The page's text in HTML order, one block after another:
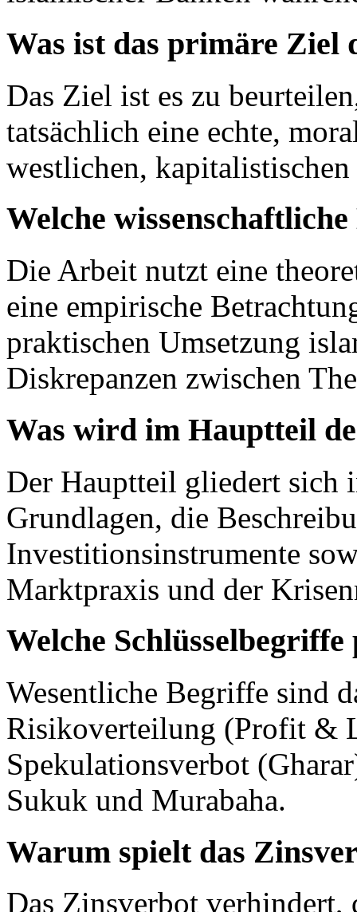
Was ist das primäre Ziel
Das Ziel ist es zu
tatsächlich eine echte,
westlichen,
Welche
Die Arbeit nutzt eine
eine empirische
praktischen Umsetzung
Diskrepanzen zwischen
Was wird im Hauptteil
Der Hauptteil gliedert sich
Grundlagen, die
Investitionsinstrumente
Marktpraxis und der
Welche
Wesentliche Begriffe sind
Risikoverteilung (Profit &
Spekulationsverbot
Sukuk und Murabaha.
Warum spielt das
Das Zinsverbot verhindert,